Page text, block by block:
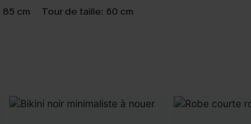
85 cm Tour de taille: 60 cm